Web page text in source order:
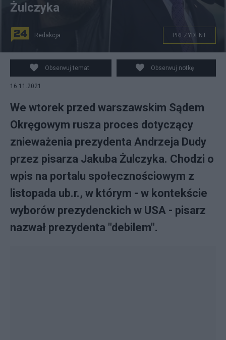
fot. Wikimedia/PAP
Żulczyka
Redakcja PREZYDENT
Obserwuj temat Obserwuj notkę
16.11.2021
We wtorek przed warszawskim Sądem
Okręgowym rusza proces dotyczący
znieważenia prezydenta Andrzeja Dudy
przez pisarza Jakuba Żulczyka. Chodzi o
wpis na portalu społecznościowym z
listopada ub.r., w którym - w kontekście
wyborów prezydenckich w USA - pisarz
nazwał prezydenta "debilem".